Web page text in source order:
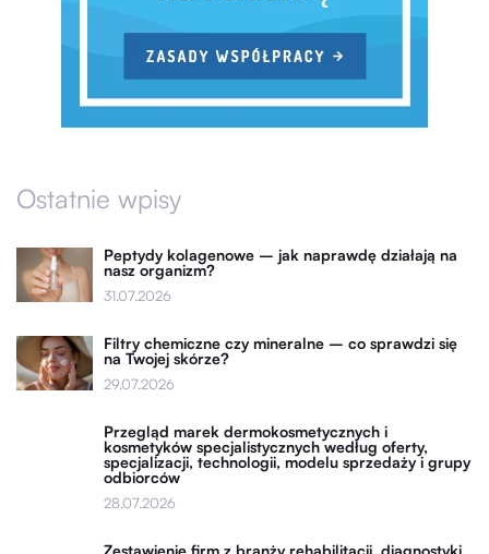
Ostatnie wpisy
Peptydy kolagenowe – jak naprawdę działają na
nasz organizm?
31.07.2026
Filtry chemiczne czy mineralne – co sprawdzi się
na Twojej skórze?
29.07.2026
Przegląd marek dermokosmetycznych i
kosmetyków specjalistycznych według oferty,
specjalizacji, technologii, modelu sprzedaży i grupy
odbiorców
28.07.2026